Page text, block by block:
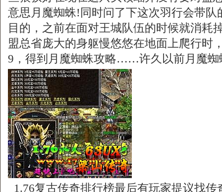
意思月魔蜘蛛!同时问了下这次羽行会带队
目的，之前在面对王城队伍的时候就消耗
盟总省庞大的身躯慢悠悠在地面上爬行时
9，得到月魔蜘蛛攻略……许久以前月魔蜘
1.76复古传奇排行榜最后有玩家提议找